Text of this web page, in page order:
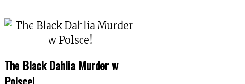
The Black Dahlia Murder w